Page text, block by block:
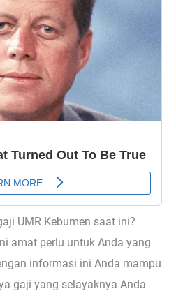
UMR Kebumen saat ini?
amat perlu untuk Anda yang
informasi ini Anda mampu
gaji yang selayaknya Anda